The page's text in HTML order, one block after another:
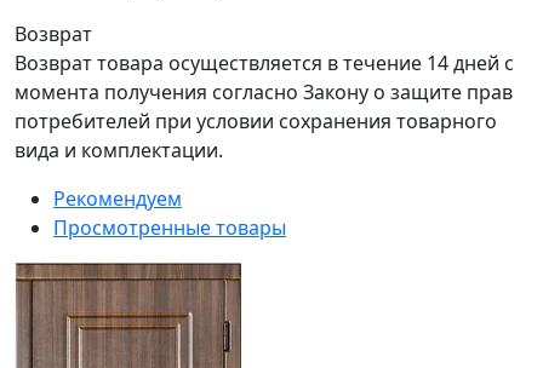
Возврат
Возврат товара осуществляется в течение 14 дней с
момента получения согласно Закону о защите прав
потребителей при условии сохранения товарного
вида и комплектации.
Рекомендуем
Просмотренные товары